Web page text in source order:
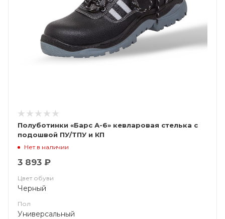
Полуботинки «Барс А-6» кевларовая стелька с
подошвой ПУ/ТПУ и КП
Нет в наличии
3 893 ₽
Цвет обуви
Черный
Пол
Универсальный